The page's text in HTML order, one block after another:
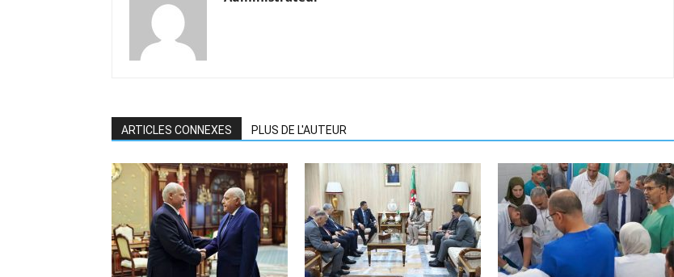
ARTICLES CONNEXES PLUS DE L'AUTEUR